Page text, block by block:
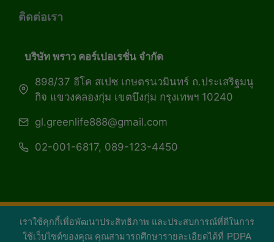
เราใช้คุกกี้เพื่อพัฒนาประสิทธิภาพ และประสบการณ์ที่ดีในการ
ใช้เว็บไซต์ของคุณ คุณสามารถศึกษารายละเอียดได้ที่ PDPA
ติดต่อเรา
บริษัท พราว คอร์เปอเรชั่น จำกัด
898/37 อีโค สเปซ เกษตรนวมินทร์ ถ.ประเสริฐมนู
กิจ แขวงคลองกุ่ม เขตบึงกุ่ม กรุงเทพฯ 10240
gl.greenlife888@gmail.com
02-001-6817, 089-123-4450
Copyright 2026 — Green Life Plus mag | กรีน